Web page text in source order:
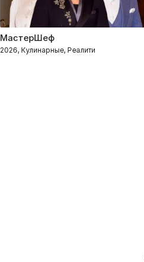
МастерШеф
2026, Кулинарные, Реалити